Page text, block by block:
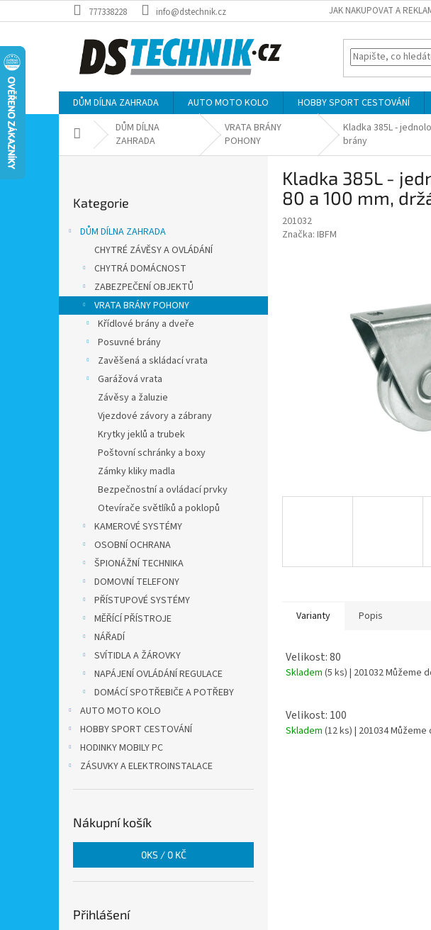
na
777338228 info@dstechnik.cz JAK NAKUPOVAT A
DŮM DÍLNA ZAHRADA AUTO MOTO KOLO HOBBY SPORT CESTOVÁNÍ
Domů DŮM DÍLNA
ZAHRADA
VRATA BRÁNY
POHONY
Kladka 385L -
brány
a
kategorie
Kategorie
DŮM DÍLNA ZAHRADA
CHYTRÉ ZÁVĚSY A OVLÁDÁNÍ
CHYTRÁ DOMÁCNOST
ZABEZPEČENÍ OBJEKTŮ
VRATA BRÁNY POHONY
Křídlové brány a dveře
Posuvné brány
Zavěšená a skládací vrata
Garážová vrata
Závěsy a žaluzie
Vjezdové závory a zábrany
Krytky jeklů a trubek
Poštovní schránky a boxy
Zámky kliky madla
Bezpečnostní a ovládací prvky
Otevírače světlíků a poklopů
KAMEROVÉ SYSTÉMY
OSOBNÍ OCHRANA
ŠPIONÁŽNÍ TECHNIKA
DOMOVNÍ TELEFONY
PŘÍSTUPOVÉ SYSTÉMY
MĚŘÍCÍ PŘÍSTROJE
NÁŘADÍ
SVÍTIDLA A ŽÁROVKY
NAPÁJENÍ OVLÁDÁNÍ REGULACE
DOMÁCÍ SPOTŘEBIČE A POTŘEBY
AUTO MOTO KOLO
HOBBY SPORT CESTOVÁNÍ
HODINKY MOBILY PC
ZÁSUVKY A ELEKTROINSTALACE
Nákupní košík
0KS / 0 KČ
Přihlášení
Kladka 385L -
80 a 100 mm,
201032
Značka: IBFM
Varianty Popis
Velikost: 80
Skladem (5 ks) | 201032Můžeme
Velikost: 100
Skladem (12 ks) | 201034Můžeme